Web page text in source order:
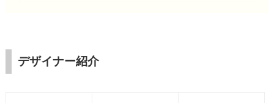
デザイナー紹介